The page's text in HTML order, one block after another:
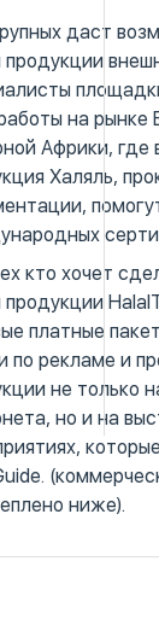
даст
продукции
на рынке
Африки, где
Халяль,
кто хочет
продукции
платные
по рекламе и
не только
но и на
ниже).